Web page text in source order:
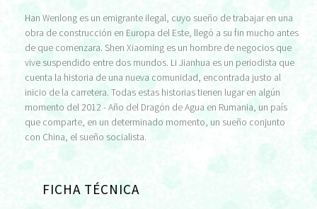
Han Wenlong es un emigrante ilegal, cuyo sueño de trabajar en una
obra de construcción en Europa del Este, llegó a su fin mucho antes
de que comenzara. Shen Xiaoming es un hombre de negocios que
vive suspendido entre dos mundos. Li Jianhua es un periodista que
cuenta la historia de una nueva comunidad, encontrada justo al
inicio de la carretera. Todas estas historias tienen lugar en algún
momento del 2012 - Año del Dragón de Agua en Rumania, un país
que comparte, en un determinado momento, un sueño conjunto
con China, el sueño socialista.
FICHA TÉCNICA